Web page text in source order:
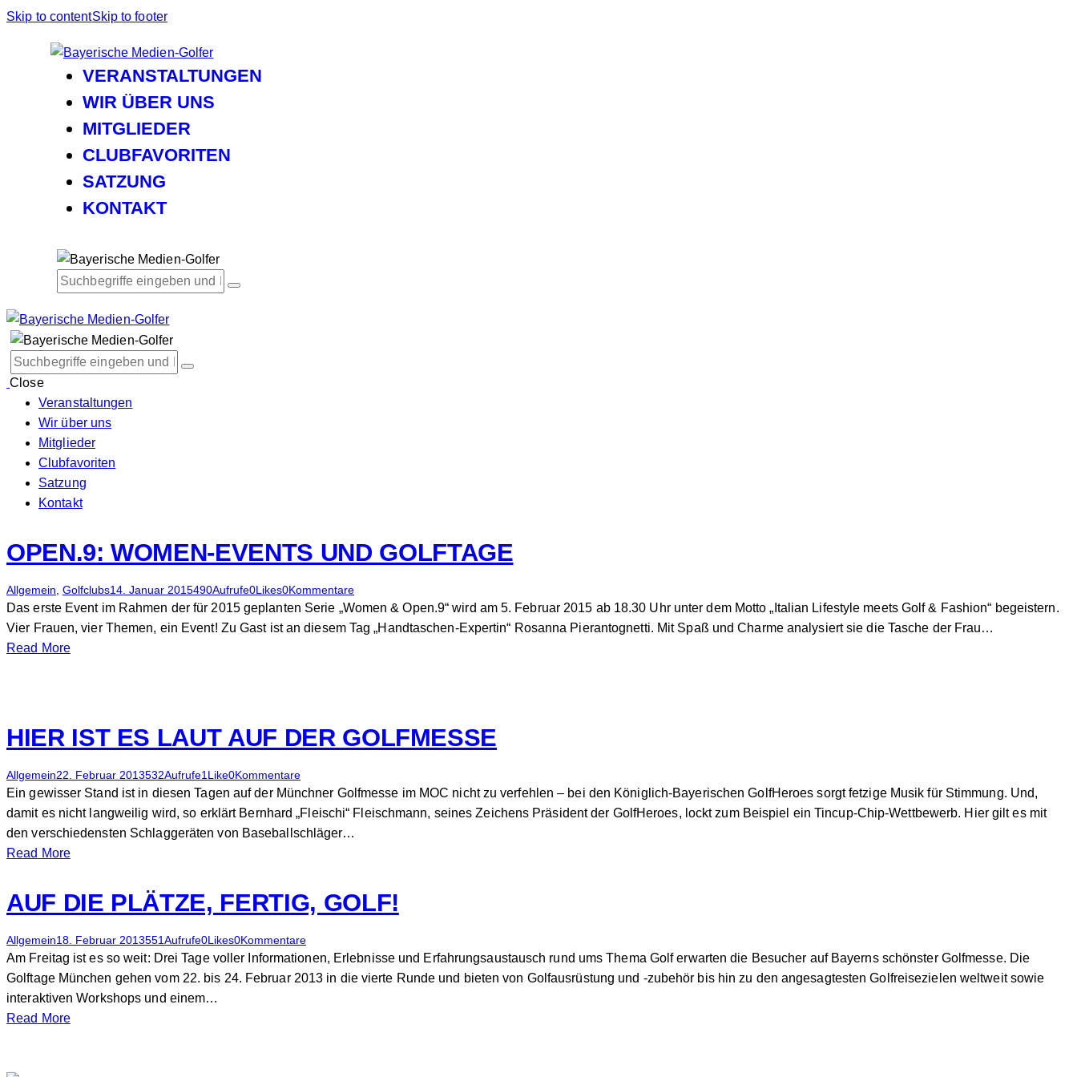
Skip to contentSkip to footer
VERANSTALTUNGEN
WIR ÜBER UNS
MITGLIEDER
CLUBFAVORITEN
SATZUNG
KONTAKT
Close
Veranstaltungen
Wir über uns
Mitglieder
Clubfavoriten
Satzung
Kontakt
OPEN.9: WOMEN-EVENTS UND GOLFTAGE
Allgemein Golfclubs14. Januar 2015490Aufrufe0Likes0Kommentare
Das erste Event im Rahmen der für 2015 geplanten Serie „Women & Open.9“ wird am 5. Februar 2015 ab 18.30 Uhr unter dem Motto „Italian Lifestyle meets Golf & Fashion“ begeistern.
Vier Frauen, vier Themen, ein Event! Zu Gast ist an diesem Tag „Handtaschen-Expertin“ Rosanna Pierantognetti. Mit Spaß und Charme analysiert sie die Tasche der Frau…
Read More
HIER IST ES LAUT AUF DER GOLFMESSE
Allgemein22. Februar 2013532Aufrufe1 Like0Kommentare
Ein gewisser Stand ist in diesen Tagen auf der Münchner Golfmesse im MOC nicht zu verfehlen – bei den Königlich-Bayerischen GolfHeroes sorgt fetzige Musik für Stimmung. Und,
damit es nicht langweilig wird, so erklärt Bernhard „Fleischi“ Fleischmann, seines Zeichens Präsident der GolfHeroes, lockt zum Beispiel ein Tincup-Chip-Wettbewerb. Hier gilt es mit
den verschiedensten Schlaggeräten von Baseballschläger…
Read More
AUF DIE PLÄTZE, FERTIG, GOLF!
Allgemein18. Februar 2013551Aufrufe0Likes0Kommentare
Am Freitag ist es so weit: Drei Tage voller Informationen, Erlebnisse und Erfahrungsaustausch rund ums Thema Golf erwarten die Besucher auf Bayerns schönster Golfmesse. Die
Golftage München gehen vom 22. bis 24. Februar 2013 in die vierte Runde und bieten von Golfausrüstung und -zubehör bis hin zu den angesagtesten Golfreisezielen weltweit sowie
interaktiven Workshops und einem…
Read More